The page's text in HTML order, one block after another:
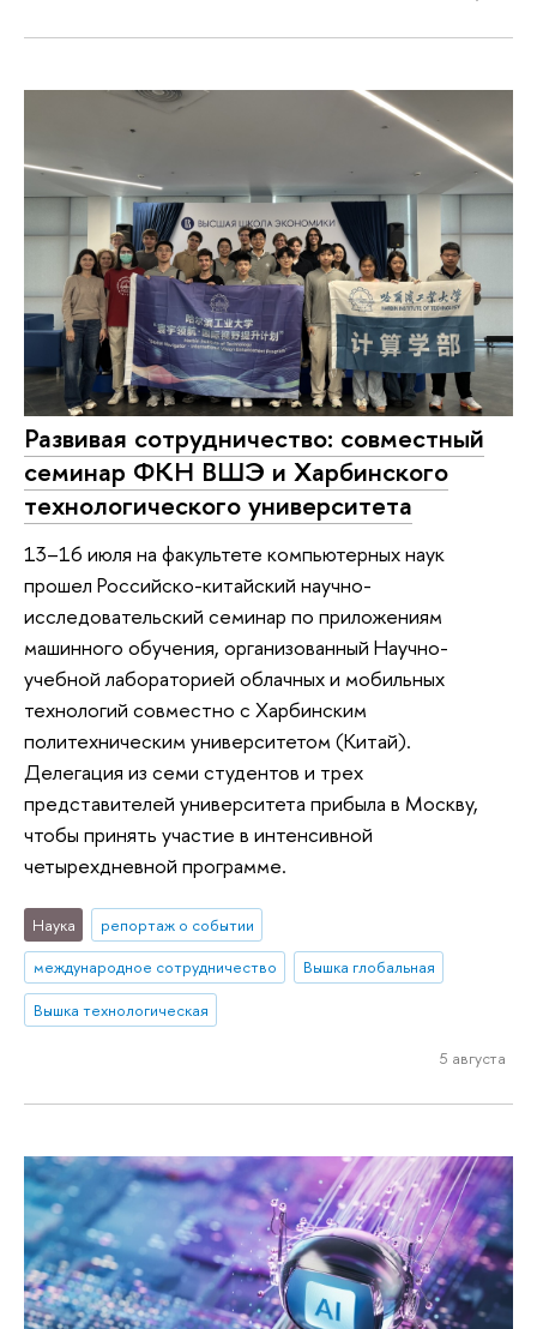
Развивая сотрудничество: совместный
семинар ФКН ВШЭ и Харбинского
технологического университета
13–16 июля на факультете компьютерных наук
прошел Российско-китайский научно-
исследовательский семинар по приложениям
машинного обучения, организованный Научно-
учебной лабораторией облачных и мобильных
технологий совместно с Харбинским
политехническим университетом (Китай).
Делегация из семи студентов и трех
представителей университета прибыла в Москву,
чтобы принять участие в интенсивной
четырехдневной программе.
Наука
репортаж о событии
международное сотрудничество
Вышка глобальная
Вышка технологическая
5 августа